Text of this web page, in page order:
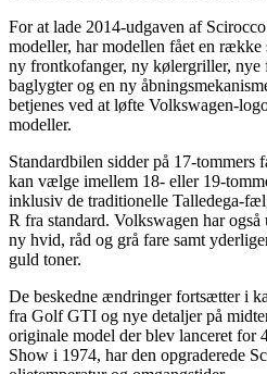
For at lade 2014-udgaven af
modeller, har modellen fået en
ny frontkofanger, ny kølergriller,
baglygter og en ny
betjenes ved at løfte Volkswagen-
modeller.
Standardbilen sidder på 17-tommers
kan vælge imellem 18- eller 19-
inklusiv de traditionelle Talledega-
R fra standard. Volkswagen har
ny hvid, råd og grå fare samt
guld toner.
De beskedne ændringer fortsætter i
fra Golf GTI og nye detaljer på
originale model der blev lanceret for
Show i 1974, har den opgraderede